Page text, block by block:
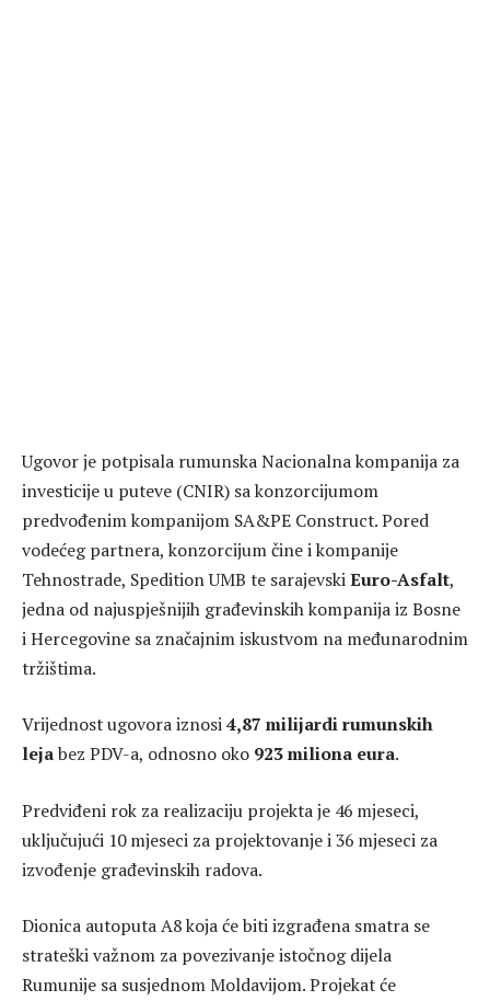
Ugovor je potpisala rumunska Nacionalna kompanija za
investicije u puteve (CNIR) sa konzorcijumom
predvođenim kompanijom SA&PE Construct. Pored
vodećeg partnera, konzorcijum čine i kompanije
Tehnostrade, Spedition UMB te sarajevskiEuro-Asfalt,
jedna od najuspješnijih građevinskih kompanija iz Bosne
i Hercegovine sa značajnim iskustvom na međunarodnim
tržištima.
Vrijednost ugovora iznosi4,87 milijardi rumunskih
lejabez PDV-a, odnosno oko 923 miliona eura.
Predviđeni rok za realizaciju projekta je 46 mjeseci,
uključujući 10 mjeseci za projektovanje i 36 mjeseci za
izvođenje građevinskih radova.
Dionica autoputa A8 koja će biti izgrađena smatra se
strateški važnom za povezivanje istočnog dijela
Rumunije sa susjednom Moldavijom. Projekat će